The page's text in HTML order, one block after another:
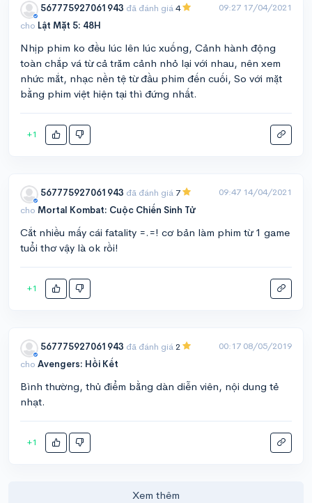
567775927061943 đã đánh giá4
cho Lật Mặt 5: 48H
09:27 17/04/2021
Nhịp phim ko đều lúc lên lúc xuống, Cảnh hành động
toàn chắp vá từ cả trăm cảnh nhỏ lại với nhau, nên xem
nhức mắt, nhạc nền tệ từ đầu phim đến cuối, So với mặt
bằng phim việt hiện tại thì đứng nhất.
+1
567775927061943 đã đánh giá 7
cho Mortal Kombat: Cuộc Chiến Sinh Tử
09:47 14/04/2021
Cắt nhiều mấy cái fatality =.=! cơ bản làm phim từ 1 game
tuổi thơ vậy là ok rồi!
+1
567775927061943 đã đánh giá2
cho Avengers: Hồi Kết
00:17 08/05/2019
Bình thường, thủ điểm bằng dàn diễn viên, nội dung tẻ
nhạt.
+1
Xem thêm